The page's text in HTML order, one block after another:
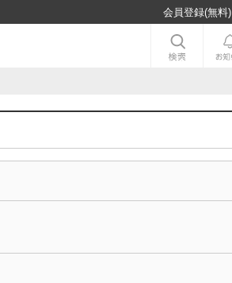
会員登録(無料)